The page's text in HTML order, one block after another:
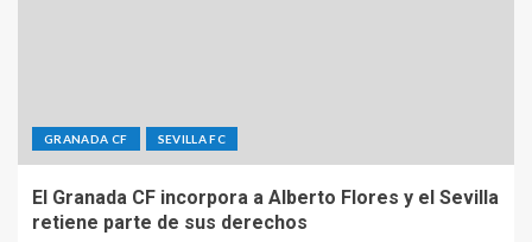
GRANADA CF SEVILLA FC
El Granada CF incorpora a Alberto Flores y el Sevilla
retiene parte de sus derechos